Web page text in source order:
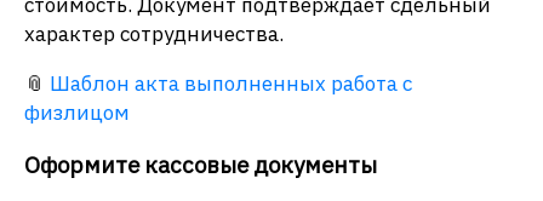
характер сотрудничества.
📎 Шаблон акта выполненных работа с
физлицом
Оформите кассовые документы